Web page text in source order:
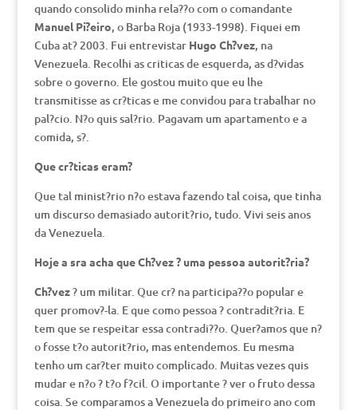
quando consolido minha rela??o com o comandante
Manuel Pi?eiro, o Barba Roja (1933-1998). Fiquei em
Cuba at? 2003. Fui entrevistar Hugo Ch?vez, na
Venezuela. Recolhi as criticas de esquerda, as d?vidas
sobre o governo. Ele gostou muito que eu lhe
transmitisse as cr?ticas e me convidou para trabalhar no
pal?cio. N?o quis sal?rio. Pagavam um apartamento e a
comida, s?.
Que cr?ticas eram?
Que tal minist?rio n?o estava fazendo tal coisa, que tinha
um discurso demasiado autorit?rio, tudo. Vivi seis anos
da Venezuela.
Hoje a sra acha que Ch?vez ? uma pessoa autorit?ria?
Ch?vez? um militar. Que cr? na participa??o popular e
quer promov?-la. E que como pessoa ? contradit?ria. E
tem que se respeitar essa contradi??o. Quer?amos que n?
o fosse t?o autorit?rio, mas entendemos. Eu mesma
tenho um car?ter muito complicado. Muitas vezes quis
mudar e n?o ? t?o f?cil. O importante ? ver o fruto dessa
coisa. Se comparamos a Venezuela do primeiro ano com